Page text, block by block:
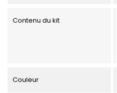
Contenu du kit
Couleur